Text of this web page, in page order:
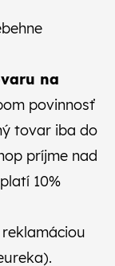
na
povinnosť
tovar iba do
príjme nad
10%
reklamáciou